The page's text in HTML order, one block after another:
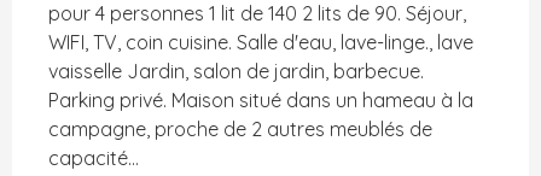
pour 4 personnes 1 lit de 140 2 lits de 90. Séjour,
WIFI, TV, coin cuisine. Salle d'eau, lave-linge., lave
vaisselle Jardin, salon de jardin, barbecue.
Parking privé. Maison situé dans un hameau à la
campagne, proche de 2 autres meublés de
capacité...